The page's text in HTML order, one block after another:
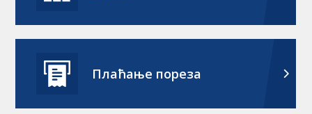
Плаћање пореза